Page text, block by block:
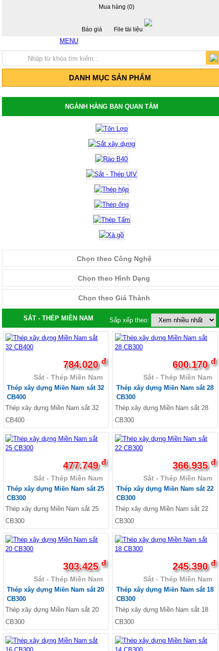
Mua hàng (0)
Báo giá File tài liệu
MENU
Trang chủ
Giới thiệu
Sản Phẩm
Thép hộp mạ kẽm - Thép hộp đen
Thép hộp mã kẽm
Thép hộp đen
Thép hộp mã kẽm Hòa Phát
Thép hộp đen Hòa Phát
Thép hộp mã kẽm Hoa Sen
Giá tôn lợp, tôn Hoa Sen, tôn Đông Á, tôn
Tôn mạ màu Trung Quốc
Tôn mạ màu Phương Nam
Tôn mạ màu Đông Á
Tôn chống nóng - Tôn cách nhiệt
Tôn lợp PU chống nóng cách nhiệt
Tôn Panel làm vách
Tôn giả ngói , Tôn sóng ngói
Tôn lợp chống nóng, Tôn cách nhiệt, tôn PU
Tôn lợp 5 sóng
Ống thép mạ kẽm - Ống thép đen
Ống Thép Vinaone
Ống Thép Mã Kẽm
Ống Thép Đen
Ống Thép Đen Hoa Sen
Ống Thép Mã Kẽm Hoa Sen
Ống Thép Mã Kẽm Hòa Phát
Thép ống Hòa Phát, Báo giá ống thép Hòa
Phát
Ống thép cỡ nhỏ
Giá ván phủ phim, giá ván khuôn phủ phim
Ván phủ phim giá rẻ, ván khuôn phủ phim
Ván phủ phim Tekcom
Sale Ván phủ phim Tekcom
Sale Ván ép phủ phim giá rẻ
Sale Ván Hòa Phát
Gỗ ghép thanh, Ván gỗ ghép thanh
Gỗ ghép thông giá rẻ, gỗ thông ghép công
nghiệp
Gỗ ghép cao su, Gỗ ghép phủ keo bóng
Tôn nhựa sáng, Tôn nhựa lấy sáng Composite
Tôn nhựa sáng sóng Seamlock Seam-lock
Tôn Cliplock - TÔN KLIPLOCK HD 945 - 960 2
sóng 3 sóng 4 sóng Sx theo yêu cầu
Tôn nhựa Klip Lock HD 960 mm
Tôn nhựa sáng clip lock HD 945 mm
Tôn nhựa sáng 9 sóng vuông
Tôn nhựa sáng 5 sóng công nghiệp
Tôn nhựa sáng sợi thủy tinh
Tôn nhựa PVC
DANH MỤC SẢN PHẨM
NGÀNH HÀNG BẠN QUAN TÂM
Chọn theo Công Nghệ
Chọn theo Hình Dạng
Chọn theo Giá Thành
SẮT - THÉP MIỀN NAM Sắp xếp theo:
784.020đ
Sắt - Thép Miền Nam
Thép xây dựng Miền Nam sắt 32
CB400
Thép xây dựng Miền Nam sắt 32
CB400
600.170đ
Sắt - Thép Miền Nam
Thép xây dựng Miền Nam sắt 28
CB300
Thép xây dựng Miền Nam sắt 28
CB300
477.749đ
Sắt - Thép Miền Nam
Thép xây dựng Miền Nam sắt 25
CB300
Thép xây dựng Miền Nam sắt 25
CB300
366.935đ
Sắt - Thép Miền Nam
Thép xây dựng Miền Nam sắt 22
CB300
Thép xây dựng Miền Nam sắt 22
CB300
303.425đ
Sắt - Thép Miền Nam
Thép xây dựng Miền Nam sắt 20
CB300
Thép xây dựng Miền Nam sắt 20
CB300
245.390đ
Sắt - Thép Miền Nam
Thép xây dựng Miền Nam sắt 18
CB300
Thép xây dựng Miền Nam sắt 18
CB300